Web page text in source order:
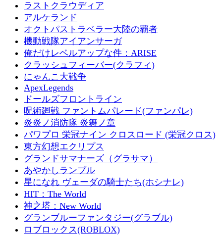
ラストクラウディア
アルケランド
オクトパストラベラー大陸の覇者
機動戦隊アイアンサーガ
俺だけレベルアップな件：ARISE
クラッシュフィーバー(クラフィ)
にゃんこ大戦争
ApexLegends
ドールズフロントライン
呪術廻戦 ファントムパレード(ファンパレ)
炎炎ノ消防隊 炎舞ノ章
パワプロ 栄冠ナイン クロスロード (栄冠クロス)
東方幻想エクリプス
グランドサマナーズ（グラサマ）
あやかしランブル
星になれ ヴェーダの騎士たち(ホシナレ)
HIT：The World
神之塔：New World
グランブルーファンタジー(グラブル)
ロブロックス(ROBLOX)